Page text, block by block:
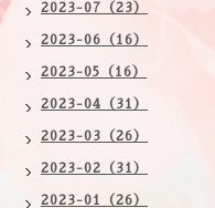
2023-07（23）
2023-06（16）
2023-05（16）
2023-04（31）
2023-03（26）
2023-02（31）
2023-01（26）